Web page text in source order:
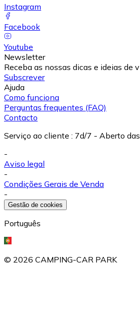
Instagram
Facebook
Youtube
Newsletter
Receba as nossas dicas e ideias de
Subscrever
Ajuda
Como funciona
Perguntas frequentes (FAQ)
Contacto
Serviço ao cliente : 7d/7 - Aberto
-
Aviso legal
-
Condições Gerais de Venda
-
Gestão de cookies
Português
© 2026 CAMPING-CAR PARK